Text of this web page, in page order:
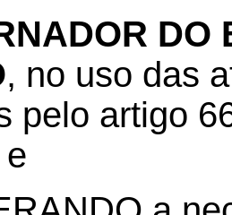
DO
, no uso das
pelo artigo